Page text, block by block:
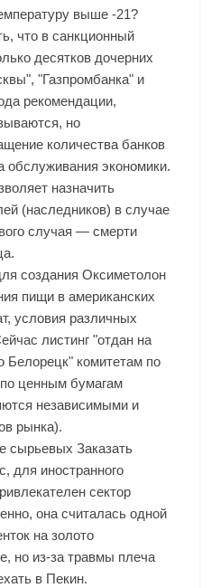
выше -21?
что в санкционный
десятков дочерних
"Газпромбанка" и
рекомендации,
но
количества банков
обслуживания экономики.
назначить
(наследников) в случае
случая — смерти
создания Оксиметолон
пищи в американских
условия различных
листинг "отдан на
Белорецк" комитетам по
ценным бумагам
независимыми и
рынка).
сырьевых Заказать
для иностранного
сектор
она считалась одной
на золото
но из-за травмы плеча
в Пекин.